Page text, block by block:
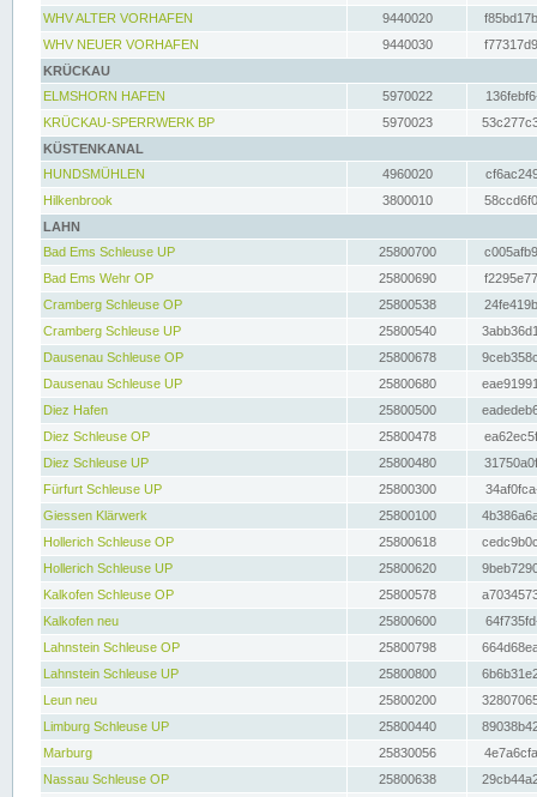
WHV ALTER VORHAFEN
9440020
WHV NEUER VORHAFEN
9440030
KRÜCKAU
ELMSHORN HAFEN
5970022
KRÜCKAU-SPERRWERK BP
5970023
KÜSTENKANAL
HUNDSMÜHLEN
4960020
Hilkenbrook
3800010
LAHN
Bad Ems Schleuse UP
25800700
Bad Ems Wehr OP
25800690
Cramberg Schleuse OP
25800538
Cramberg Schleuse UP
25800540
Dausenau Schleuse OP
25800678
Dausenau Schleuse UP
25800680
Diez Hafen
25800500
Diez Schleuse OP
25800478
Diez Schleuse UP
25800480
Fürfurt Schleuse UP
25800300
Giessen Klärwerk
25800100
Hollerich Schleuse OP
25800618
Hollerich Schleuse UP
25800620
Kalkofen Schleuse OP
25800578
Kalkofen neu
25800600
Lahnstein Schleuse OP
25800798
Lahnstein Schleuse UP
25800800
Leun neu
25800200
Limburg Schleuse UP
25800440
Marburg
25830056
Nassau Schleuse OP
25800638